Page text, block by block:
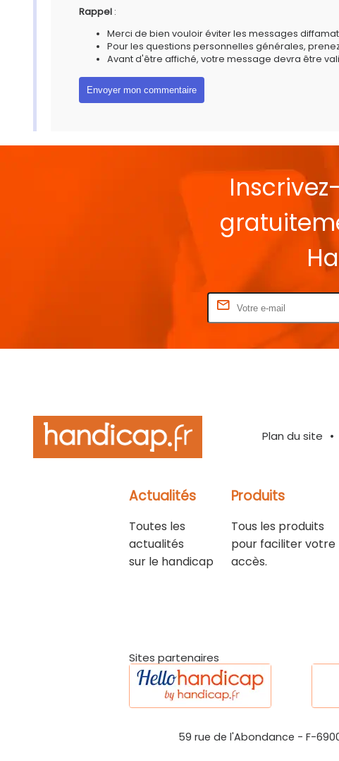
Rappel :
Merci de bien vouloir éviter les messages
Pour les questions personnelles générales,
Avant d'être affiché, votre message devra être
Plan du site
Actualités
Toutes les
actualités
sur le handicap
Produits
Tous les produits
pour faciliter votre
accès.
Sites partenaires
59 rue de l'Abondance - F-